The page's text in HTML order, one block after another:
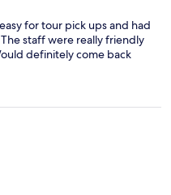
for tour pick ups and had
staff were really friendly
definitely come back